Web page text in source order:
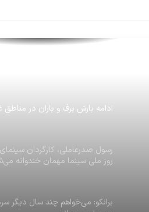
هیئت نظارت بر انتخابات استان
اسم افراد رو آگهی کرده
رسول صدرعاملی، کارگردان
برانکو: می‌خواهم چند سال دیگر